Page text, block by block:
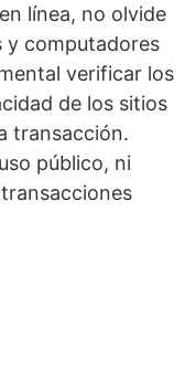
línea, no olvide
y computadores
verificar los
de los sitios
transacción.
público, ni